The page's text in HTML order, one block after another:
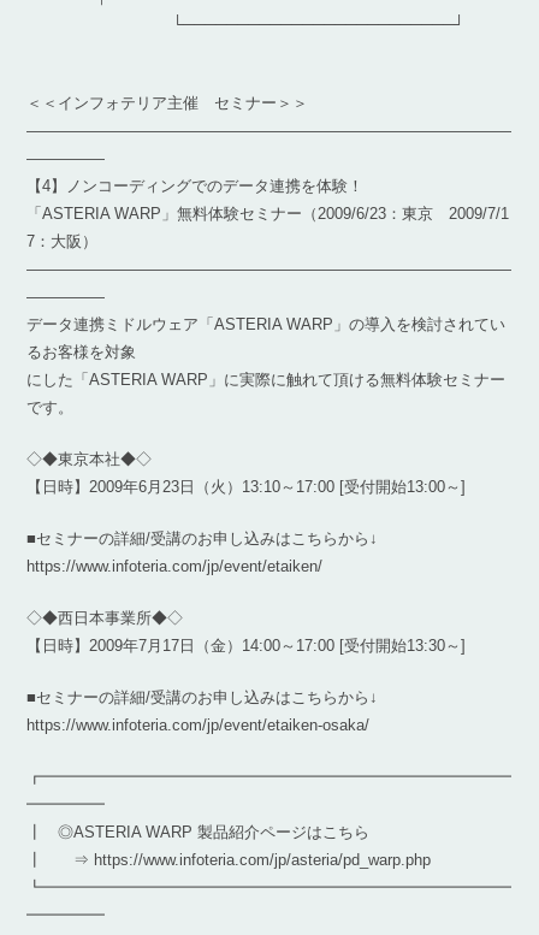
└─────────────────────────┘
＜＜インフォテリア主催 セミナー＞＞
―――――――――――――――――――――――――――――――
―――――
【4】ノンコーディングでのデータ連携を体験！
「ASTERIA WARP」無料体験セミナー（2009/6/23：東京 2009/7/1
7：大阪）
―――――――――――――――――――――――――――――――
―――――
データ連携ミドルウェア「ASTERIA WARP」の導入を検討されてい
るお客様を対象
にした「ASTERIA WARP」に実際に触れて頂ける無料体験セミナー
です。
◇◆東京本社◆◇
【日時】2009年6月23日（火）13:10～17:00 [受付開始13:00～]
■セミナーの詳細/受講のお申し込みはこちらから↓
https://www.infoteria.com/jp/event/etaiken/
◇◆西日本事業所◆◇
【日時】2009年7月17日（金）14:00～17:00 [受付開始13:30～]
■セミナーの詳細/受講のお申し込みはこちらから↓
https://www.infoteria.com/jp/event/etaiken-osaka/
┏━━━━━━━━━━━━━━━━━━━━━━━━━━━━━━
━━━━━
┃ ◎ASTERIA WARP 製品紹介ページはこちら
┃ ⇒ https://www.infoteria.com/jp/asteria/pd_warp.php
┗━━━━━━━━━━━━━━━━━━━━━━━━━━━━━━
━━━━━